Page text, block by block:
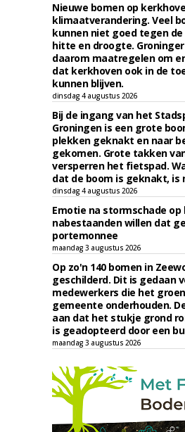
Nieuwe bomen op
klimaatverandering. Veel
kunnen niet goed tegen
hitte en droogte.
daarom maatregelen om
dat kerkhoven ook in de
kunnen blijven.
dinsdag 4 augustus 2026
Bij de ingang van het
Groningen is een grote
plekken geknakt en naar
gekomen. Grote takken
versperren het fietspad.
dat de boom is geknakt, is
dinsdag 4 augustus 2026
Emotie na stormschade
nabestaanden willen dat
portemonnee
maandag 3 augustus 2026
Op zo'n 140 bomen in
geschilderd. Dit is gedaan
medewerkers die het
gemeente onderhouden.
aan dat het stukje grond
is geadopteerd door een
maandag 3 augustus 2026